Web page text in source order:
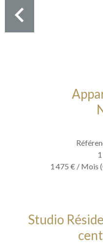
1 475 € / Mois
Studio